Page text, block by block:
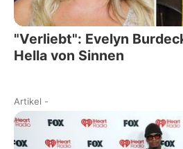
"Verliebt": Evelyn
Hella von Sinnen
Artikel -